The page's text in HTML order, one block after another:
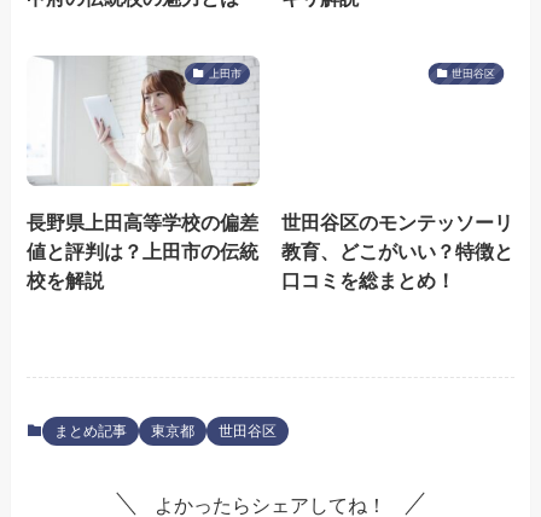
上田市
長野県上田高等学校の偏差
値と評判は？上田市の伝統
校を解説
世田谷区
世田谷区のモンテッソーリ
教育、どこがいい？特徴と
口コミを総まとめ！
まとめ記事 東京都 世田谷区
よかったらシェアしてね！